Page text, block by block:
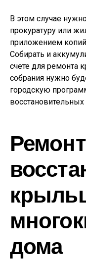
В этом случае
прокуратуру или
приложением
Собирать и
счете для ремонта
собрания нужно
городскую
дома